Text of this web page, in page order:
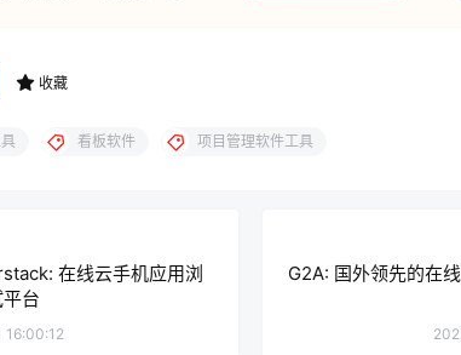
收藏
看板软件 项目管理软件工具
在线云手机应用浏
台
16:00:12
G2A: 国外领先的在